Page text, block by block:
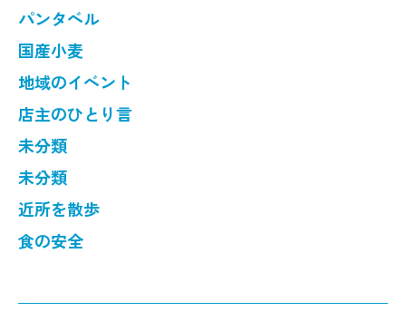
パンタベル
国産小麦
地域のイベント
店主のひとり言
未分類
未分類
近所を散歩
食の安全